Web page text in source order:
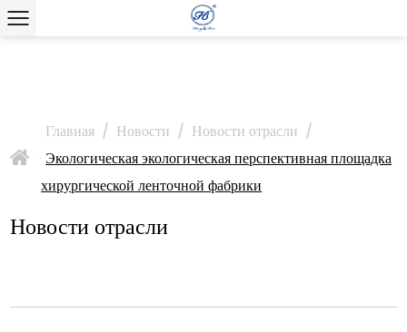
>
Главная / Новости / Новости отрасли /
Экологическая экологическая перспективная площадка
хирургической ленточной фабрики
Новости отрасли